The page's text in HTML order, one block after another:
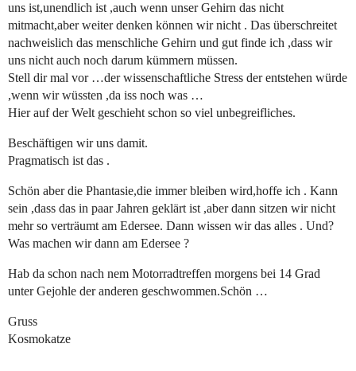
uns ist,unendlich ist ,auch wenn unser Gehirn das nicht
mitmacht,aber weiter denken können wir nicht . Das überschreitet
nachweislich das menschliche Gehirn und gut finde ich ,dass wir
uns nicht auch noch darum kümmern müssen.
Stell dir mal vor …der wissenschaftliche Stress der entstehen würde
,wenn wir wüssten ,da iss noch was …
Hier auf der Welt geschieht schon so viel unbegreifliches.
Beschäftigen wir uns damit.
Pragmatisch ist das .
Schön aber die Phantasie,die immer bleiben wird,hoffe ich . Kann
sein ,dass das in paar Jahren geklärt ist ,aber dann sitzen wir nicht
mehr so verträumt am Edersee. Dann wissen wir das alles . Und?
Was machen wir dann am Edersee ?
Hab da schon nach nem Motorradtreffen morgens bei 14 Grad
unter Gejohle der anderen geschwommen.Schön …
Gruss
Kosmokatze